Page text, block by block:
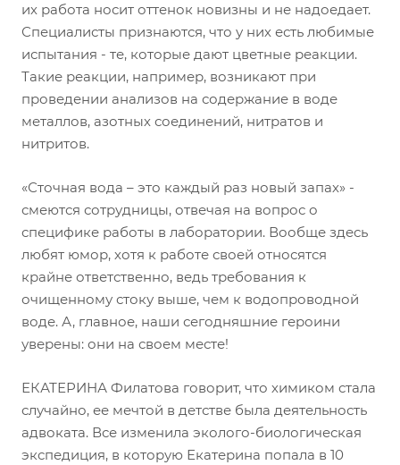
их работа носит оттенок новизны и не надоедает.
Специалисты признаются, что у них есть любимые
испытания - те, которые дают цветные реакции.
Такие реакции, например, возникают при
проведении анализов на содержание в воде
металлов, азотных соединений, нитратов и
нитритов.
«Сточная вода – это каждый раз новый запах» -
смеются сотрудницы, отвечая на вопрос о
специфике работы в лаборатории. Вообще здесь
любят юмор, хотя к работе своей относятся
крайне ответственно, ведь требования к
очищенному стоку выше, чем к водопроводной
воде. А, главное, наши сегодняшние героини
уверены: они на своем месте!
ЕКАТЕРИНА Филатова говорит, что химиком стала
случайно, ее мечтой в детстве была деятельность
адвоката. Все изменила эколого-биологическая
экспедиция, в которую Екатерина попала в 10